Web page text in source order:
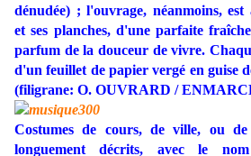
dénudée) ; l'ouvrage, néanmoins,
et ses planches, d'une parfaite
parfum de la douceur de vivre.
d'un feuillet de papier vergé en guise
(filigrane: O. OUVRARD /
Costumes de cours, de ville, ou
longuement décrits, avec le